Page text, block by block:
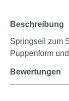
Beschreibung
Springseil zum
Puppenform
Bewertungen